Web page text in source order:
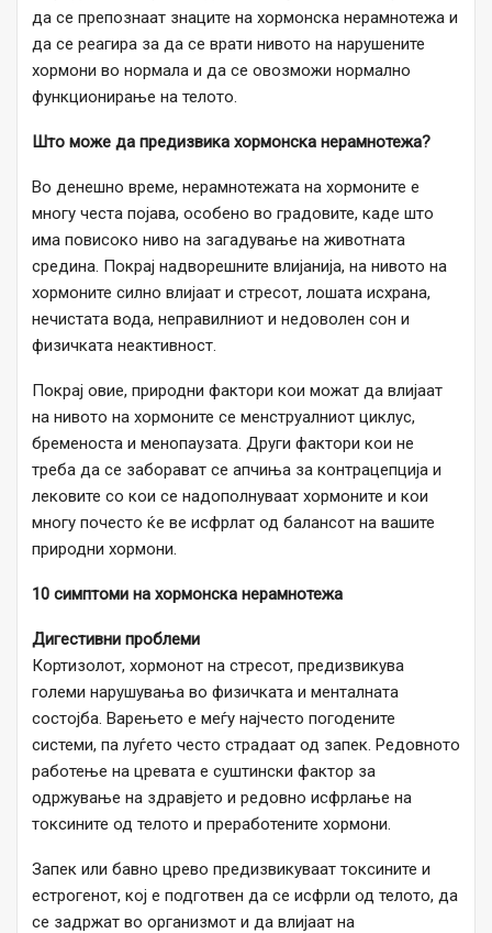
да се препознаат знаците на хормонска нерамнотежа и
да се реагира за да се врати нивото на нарушените
хормони во нормала и да се овозможи нормално
функционирање на телото.
Што може да предизвика хормонска нерамнотежа?
Во денешно време, нерамнотежата на хормоните е
многу честа појава, особено во градовите, каде што
има повисоко ниво на загадување на животната
средина. Покрај надворешните влијанија, на нивото на
хормоните силно влијаат и стресот, лошата исхрана,
нечистата вода, неправилниот и недоволен сон и
физичката неактивност.
Покрај овие, природни фактори кои можат да влијаат
на нивото на хормоните се менструалниот циклус,
бременоста и менопаузата. Други фактори кои не
треба да се заборават се апчиња за контрацепција и
лековите со кои се надополнуваат хормоните и кои
многу почесто ќе ве исфрлат од балансот на вашите
природни хормони.
10 симптоми на хормонска нерамнотежа
Дигестивни проблеми
Кортизолот, хормонот на стресот, предизвикува
големи нарушувања во физичката и менталната
состојба. Варењето е меѓу најчесто погодените
системи, па луѓето често страдаат од запек. Редовното
работење на цревата е суштински фактор за
одржување на здравјето и редовно исфрлање на
токсините од телото и преработените хормони.
Запек или бавно црево предизвикуваат токсините и
естрогенот, кој е подготвен да се исфрли од телото, да
се задржат во организмот и да влијаат на